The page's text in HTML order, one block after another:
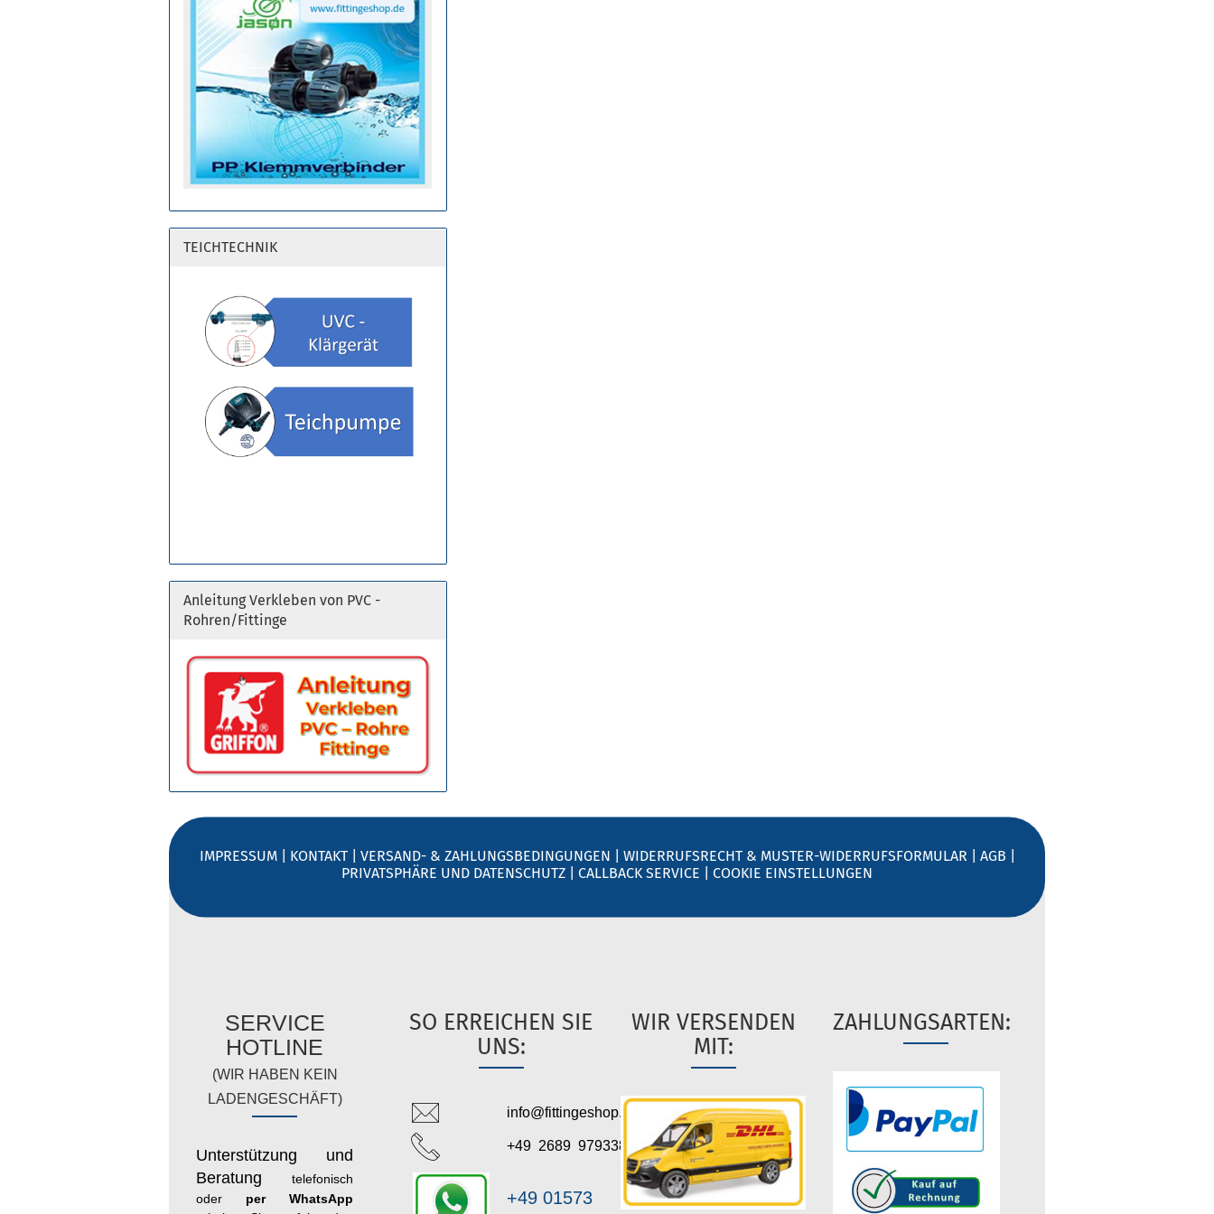
TEICHTECHNIK
Anleitung Verkleben von PVC -
Rohren/Fittinge
IMPRESSUM| KONTAKT| VERSAND- & ZAHLUNGSBEDINGUNGEN WIDERRUFSRECHT & MUSTER-WIDERRUFSFORMULAR AGB
PRIVATSPHÄRE UND DATENSCHUTZ
CALLBACK SERVICE COOKIE EINSTELLUNGEN
SERVICE
HOTLINE
(WIR HABEN KEIN
LADENGESCHÄFT)
Unterstützung und
Beratung telefonisch
oder per WhatsApp
SO ERREICHEN SIE
UNS:
info@fittingeshop.de
+49 2689 979338
+49 01573
WIR VERSENDEN
MIT:
ZAHLUNGSARTEN: